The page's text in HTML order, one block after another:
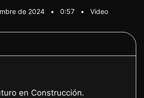
de 2024 • 0:57 • Video
en Construcción.